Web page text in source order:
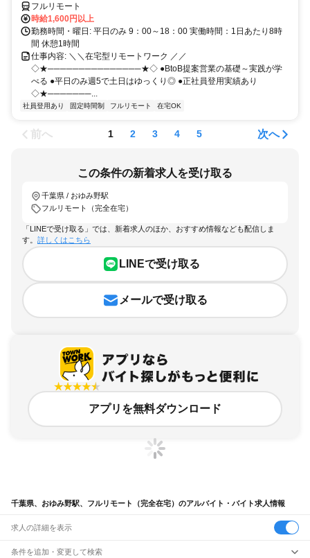
フルリモート
時給1,600円以上
勤務時間・曜日: 平日のみ 9：00～18：00 実働時間：1日あたり8時
間 休憩1時間
仕事内容: ＼＼在宅型リモートワーク ／／
◇★───────────────★◇ ●BtoB提案営業の基礎～実践が学
べる ●平日のみ週5で土日はゆっくり◎ ●正社員登用実績あり
◇★───────...
社員登用あり 固定時間制 フルリモート 在宅OK
前へ 1 2 3 4 5 次へ
この条件の新着求人を受け取る
千葉県 / おゆみ野駅
フルリモート（完全在宅）
「LINEで受け取る」では、新着求人のほか、おすすめ情報なども配信しま
す。 詳しくはこちら
LINEで受け取る
メールで受け取る
アプリを無料ダウンロード
千葉県、おゆみ野駅、フルリモート（完全在宅）のアルバイト・バイト求人情報
求人の詳細を表示
条件を追加・変更して検索